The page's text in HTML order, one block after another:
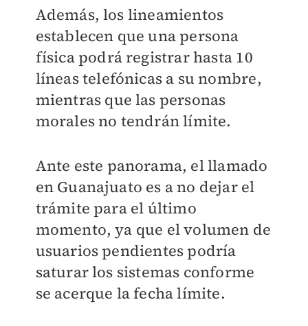
Además, los lineamientos
establecen que una persona
física podrá registrar hasta 10
líneas telefónicas a su nombre,
mientras que las personas
morales no tendrán límite.
Ante este panorama, el llamado
en Guanajuato es a no dejar el
trámite para el último
momento, ya que el volumen de
usuarios pendientes podría
saturar los sistemas conforme
se acerque la fecha límite.